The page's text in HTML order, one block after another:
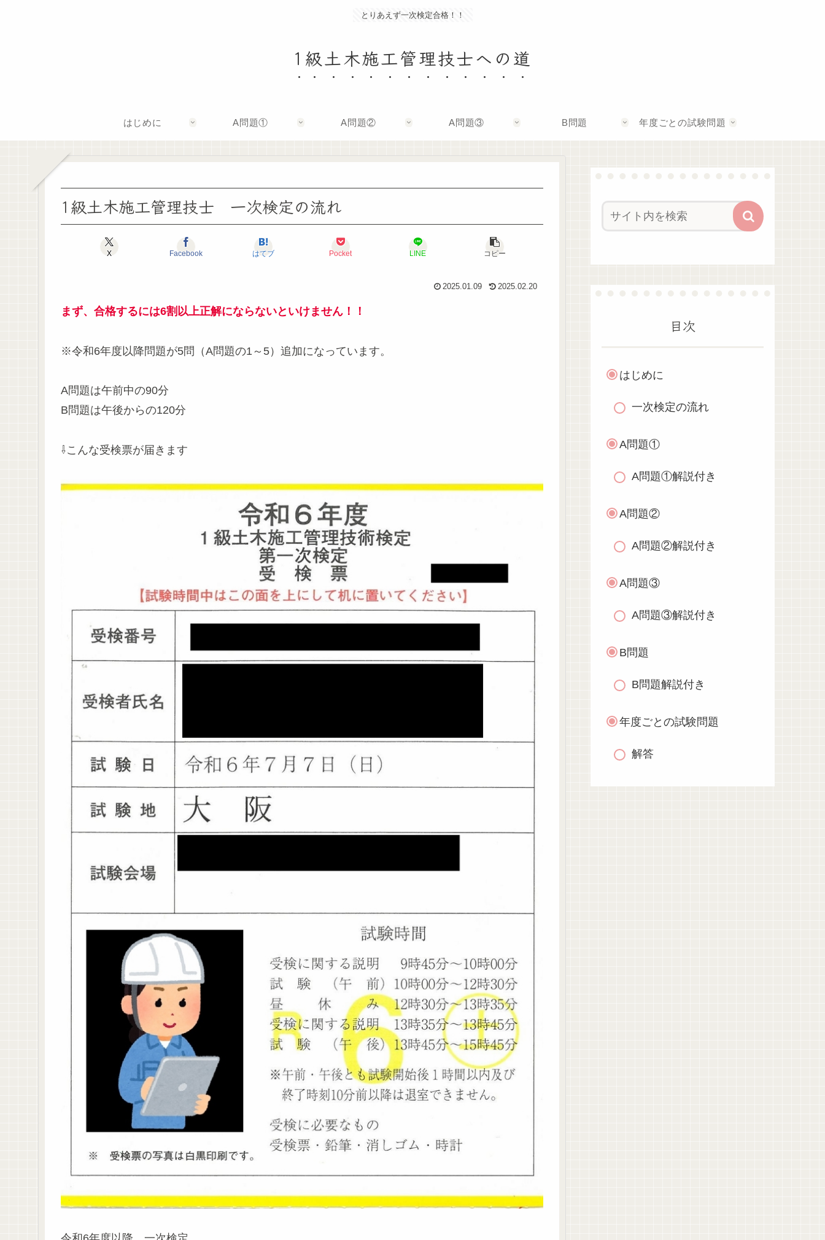
とりあえず一次検定合格！！
1級土木施工管理技士への道
はじめに A問題① A問題② A問題③ B問題 年度ごとの試験問題
1級土木施工管理技士 一次検定の流れ
X Facebook はてブ Pocket LINE コピー
2025.01.09 2025.02.20
まず、合格するには6割以上正解にならないといけません！！
※令和6年度以降問題が5問（A問題の1～5）追加になっています。
A問題は午前中の90分
B問題は午後からの120分
⇩こんな受検票が届きます
目次
はじめに
一次検定の流れ
A問題①
A問題①解説付き
A問題②
A問題②解説付き
A問題③
A問題③解説付き
B問題
B問題解説付き
年度ごとの試験問題
解答